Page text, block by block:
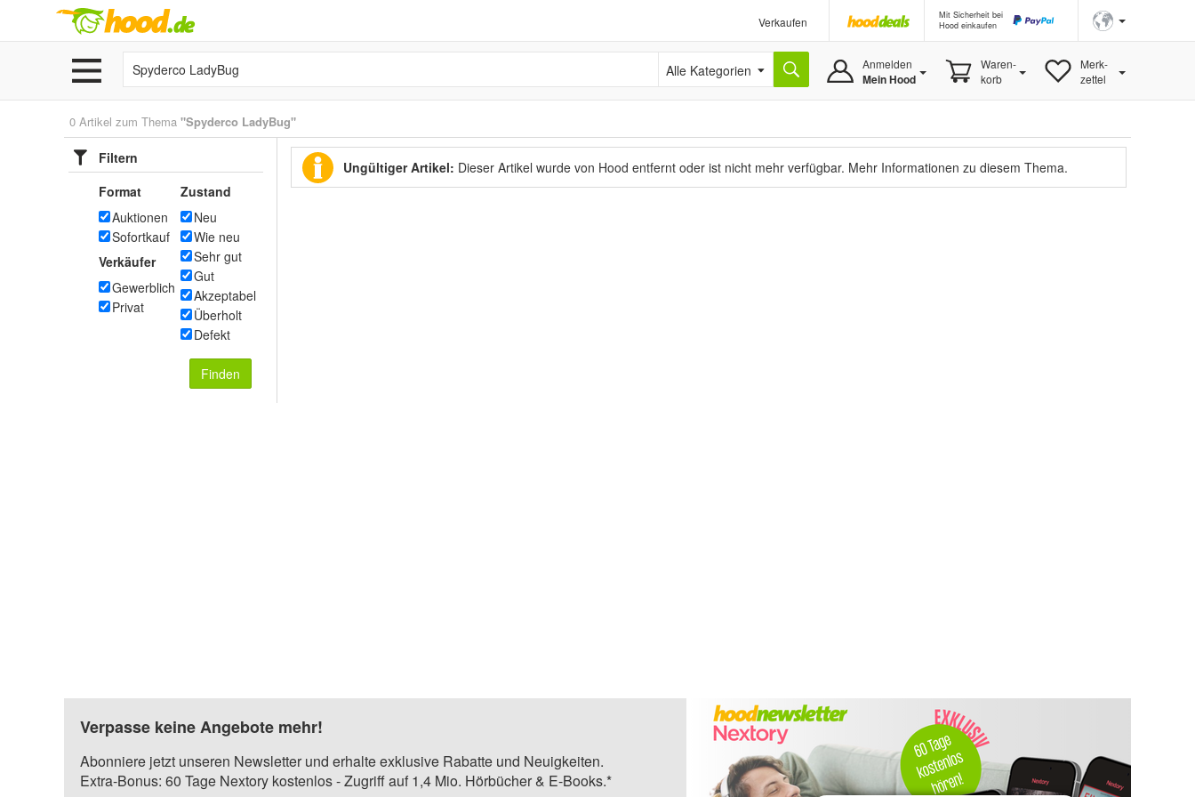
Verkaufen
Mit Sicherheit bei
Hood einkaufen
Alle Kategorien Anmelden
Mein Hood
Waren-
korb
Merk-
zettel
0 Artikel zum Thema "Spyderco LadyBug"
Filtern
Format
Auktionen
Sofortkauf
Verkäufer
Gewerblich
Privat
Zustand
Neu
Wie neu
Sehr gut
Gut
Akzeptabel
Überholt
Defekt
Finden
Ungültiger Artikel: Dieser Artikel wurde von Hood entfernt oder ist nicht mehr verfügbar. Mehr Informationen zu diesem Thema.
Verpasse keine Angebote mehr!
Abonniere jetzt unseren Newsletter und erhalte exklusive Rabatte und Neuigkeiten.
Extra-Bonus: 60 Tage Nextory kostenlos - Zugriff auf 1,4 Mio. Hörbücher & E-Books.*